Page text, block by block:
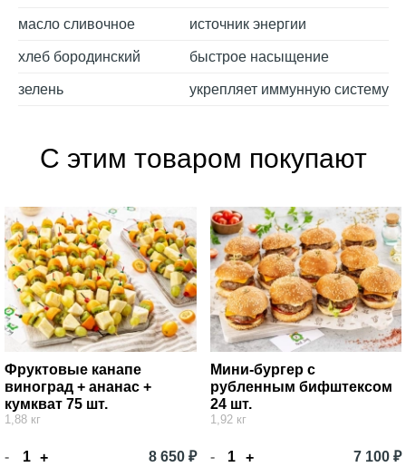
масло сливочное источник энергии
хлеб бородинский быстрое насыщение
зелень укрепляет иммунную систему
С этим товаром покупают
Фруктовые канапе
виноград + ананас +
кумкват 75 шт.
1,88 кг
- + 8 650 ₽
Мини-бургер с
рубленным бифштексом
24 шт.
1,92 кг
- + 7 100 ₽